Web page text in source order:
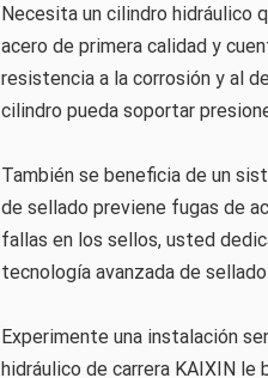
Necesita un cilindro hidráulico
acero de primera calidad y
resistencia a la corrosión y al
cilindro pueda soportar
También se beneficia de un
de sellado previene fugas de
fallas en los sellos, usted
tecnología avanzada de
Experimente una instalación
hidráulico de carrera KAIXIN